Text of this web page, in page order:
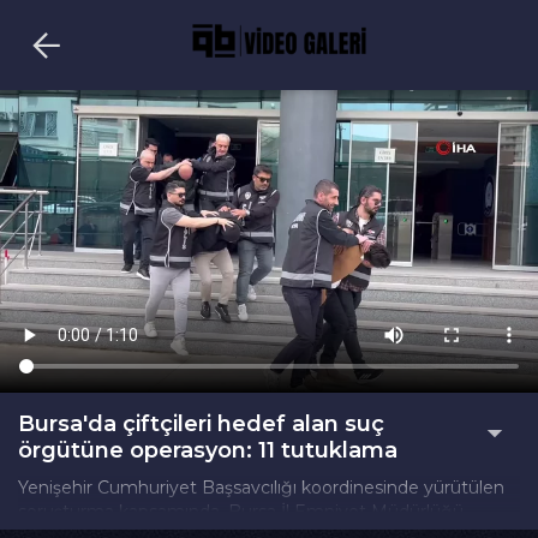
Bursa'da çiftçileri hedef alan suç
örgütüne operasyon: 11 tutuklama
Yenişehir Cumhuriyet Başsavcılığı koordinesinde yürütülen
soruşturma kapsamında, Bursa İl Emniyet Müdürlüğü